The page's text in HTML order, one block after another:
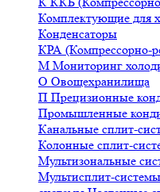
Комплектующие для
Конденсаторы
КРА (Компрессорно-
М Мониторинг
О Овощехранилища
П Прецизионные
Промышленные
Канальные сплит-
Колонные сплит-
Мультизональные
Мультисплит-системы